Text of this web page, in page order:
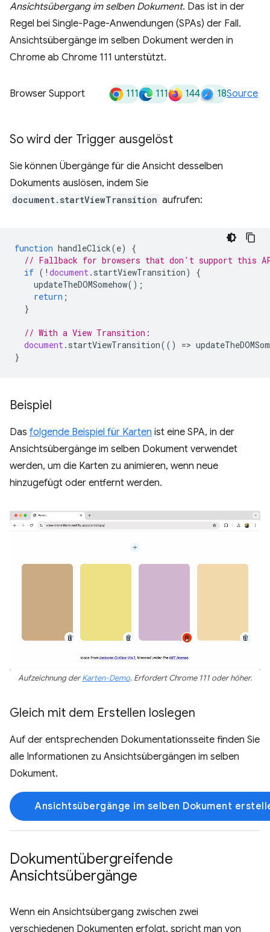
Ansichtsübergang im selben Dokument. Das ist in der
Regel bei Single-Page-Anwendungen (SPAs) der Fall.
Ansichtsübergänge im selben Dokument werden in
Chrome ab Chrome 111 unterstützt.
Browser Support 111 111 144 18Source
So wird der Trigger ausgelöst
Sie können Übergänge für die Ansicht desselben
Dokuments auslösen, indem Sie
document.startViewTransition aufrufen:
function handleClick(e)
{
// Fallback for browsers that don't support this
if ( ! document. startViewTransition)
{
updateTheDOMSomehow();
return ;
}
// With a View Transition:
document. startViewTransition(() =>
}
Beispiel
Das folgende Beispiel für Karten ist eine SPA, in der
Ansichtsübergänge im selben Dokument verwendet
werden, um die Karten zu animieren, wenn neue
hinzugefügt oder entfernt werden.
Aufzeichnung derKarten-Demo. Erfordert Chrome 111 oder höher.
Gleich mit dem Erstellen loslegen
Auf der entsprechenden Dokumentationsseite finden Sie
alle Informationen zu Ansichtsübergängen im selben
Dokument.
Ansichtsübergänge im selben Dokument
Dokumentübergreifende
Ansichtsübergänge
Wenn ein Ansichtsübergang zwischen zwei
verschiedenen Dokumenten erfolgt, spricht man von